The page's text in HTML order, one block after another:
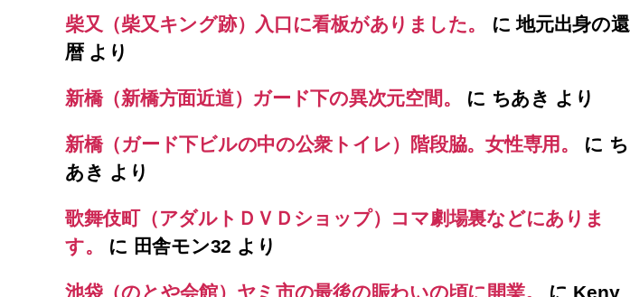
柴又（柴又キング跡）入口に看板がありました。 に地元出身の還
暦より
新橋（新橋方面近道）ガード下の異次元空間。 に ちあき より
新橋（ガード下ビルの中の公衆トイレ）階段脇。女性専用。 に ち
あき より
歌舞伎町（アダルトＤＶＤショップ）コマ劇場裏などにありま
す。
に 田舎モン32 より
池袋（のとや会館）ヤミ市の最後の賑わいの頃に開業。 に Keny